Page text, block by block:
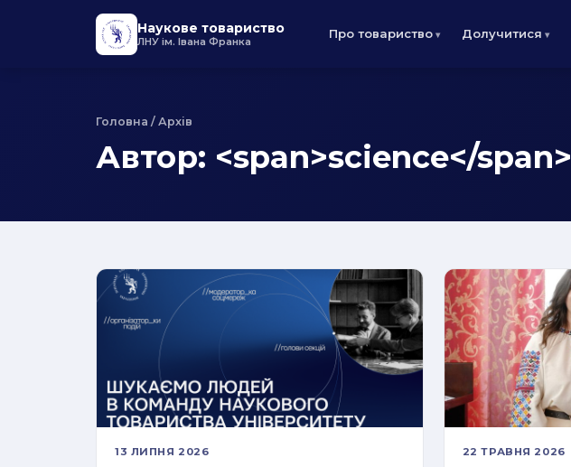
Наукове товариство
ЛНУ ім. Івана Франка
Про товариство Долучитися
Головна / Архів
Автор: <span>science</span>
13 ЛИПНЯ 2026 22 ТРАВНЯ 2026